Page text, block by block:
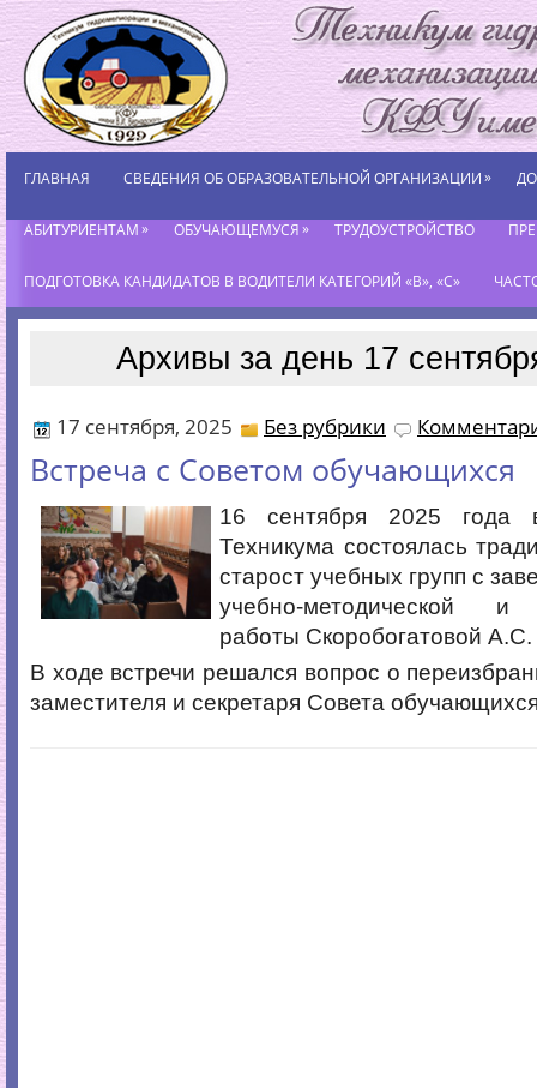
ГЛАВНАЯ СВЕДЕНИЯ ОБ ОБРАЗОВАТЕЛЬНОЙ ОРГАНИЗАЦИИ»
АБИТУРИЕНТАМ» ОБУЧАЮЩЕМУСЯ» ТРУДОУСТРОЙСТВО
ПОДГОТОВКА КАНДИДАТОВ В ВОДИТЕЛИ КАТЕГОРИЙ «В», «С»
Архивы за день 17
17 сентября, 2025 Без рубрики
Встреча с Советом обучающихся
16 сентября 2025 года
Техникума состоялась
старост учебных групп с
учебно-методической и
работы Скоробогатовой А.С.
В ходе встречи решался вопрос о
заместителя и секретаря Совета